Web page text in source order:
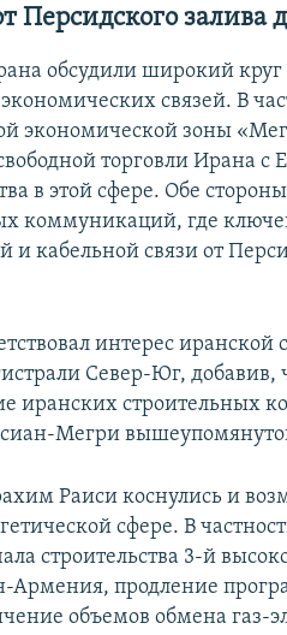
Персидского залива
обсудили широкий круг
связей. В
экономической зоны
торговли Ирана с
в этой сфере. Обе
коммуникаций, где
и кабельной связи от
интерес иранской
Север-Юг,
иранских
Мегри
Раиси коснулись и
сфере. В
строительства 3-й
Армения, продление
объемов обмена газ-